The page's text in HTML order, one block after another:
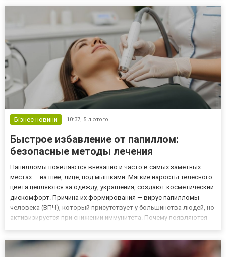
Бізнес новини 10:37, 5 лютого
Быстрое избавление от папиллом:
безопасные методы лечения
Папилломы появляются внезапно и часто в самых заметных
местах — на шее, лице, под мышками. Мягкие наросты телесного
цвета цепляются за одежду, украшения, создают косметический
дискомфорт. Причина их формирования — вирус папилломы
человека (ВПЧ), который присутствует у большинства людей, но
активизируется при снижении иммунитета. Почему появляются